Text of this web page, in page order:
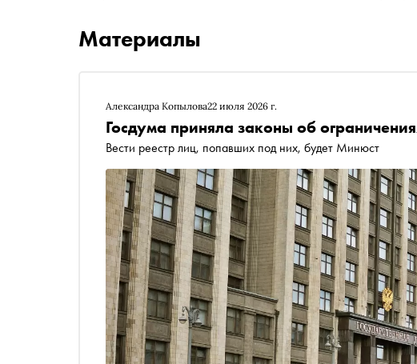
Материалы
Александра Копылова22 июля 2026 г.
Госдума приняла законы об
Вести реестр лиц, попавших под них, будет Минюст